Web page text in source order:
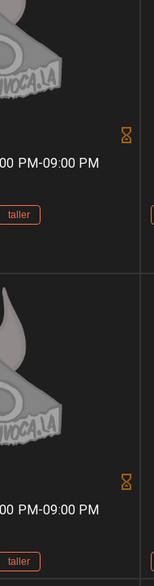
PM-09:00 PM
taller
PM-09:00 PM
taller